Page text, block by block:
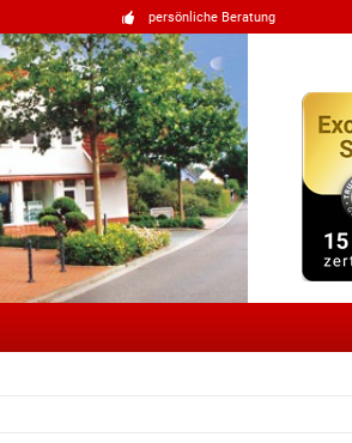
persönliche Beratung